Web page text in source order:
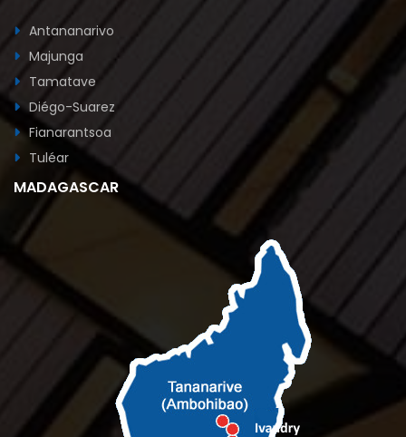
Antananarivo
Majunga
Tamatave
Diégo-Suarez
Fianarantsoa
Tuléar
MADAGASCAR